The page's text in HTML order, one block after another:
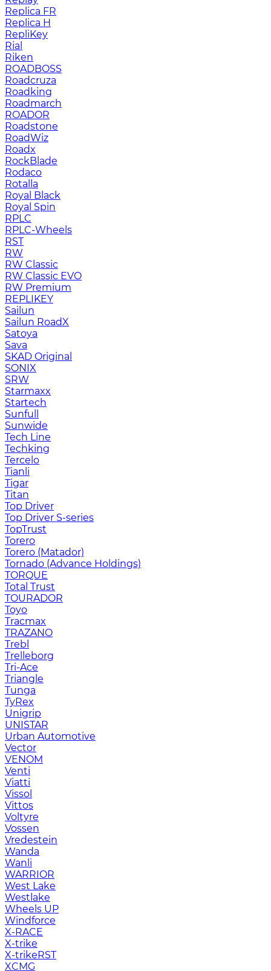
Replica FR
Replica H
RepliKey
Rial
Riken
ROADBOSS
Roadcruza
Roadking
Roadmarch
ROADOR
Roadstone
RoadWiz
Roadx
RockBlade
Rodaco
Rotalla
Royal Black
Royal Spin
RPLC
RPLC-Wheels
RST
RW
RW Classic
RW Classic EVO
RW Premium
RЕPLIKEY
Sailun
Sailun RoadX
Satoya
Sava
SKAD Original
SONIX
SRW
Starmaxx
Startech
Sunfull
Sunwide
Tech Line
Techking
Tercelo
Tianli
Tigar
Titan
Top Driver
Top Driver S-series
TopTrust
Torero
Torero (Matador)
Tornado (Advance Holdings)
TORQUE
Total Trust
TOURADOR
Toyo
Tracmax
TRAZANO
Trebl
Trelleborg
Tri-Ace
Triangle
Tunga
TyRex
Unigrip
UNISTAR
Urban Automotive
Vector
VENOM
Venti
Viatti
Vissol
Vittos
Voltyre
Vossen
Vredestein
Wanda
Wanli
WARRIOR
West Lake
Westlake
Wheels UP
Windforce
X-RACE
X-trike
X-trikeRST
XCMG